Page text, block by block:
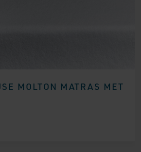
MOLTON MATRAS MET